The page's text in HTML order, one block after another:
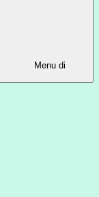
Menu di